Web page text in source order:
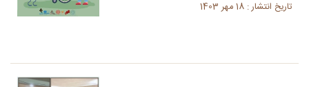
تاریخ انتشار : 18 مهر 1403